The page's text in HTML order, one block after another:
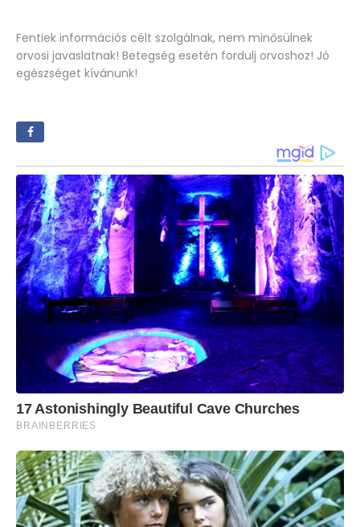
Fentiek információs célt szolgálnak, nem minősülnek
orvosi javaslatnak! Betegség esetén fordulj orvoshoz! Jó
egészséget kívánunk!